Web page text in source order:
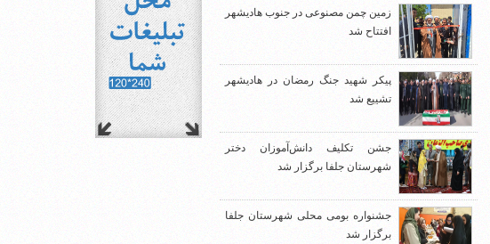
زمین چمن مصنوعی در جنوب هادیشهر
افتتاح شد
پیکر شهید جنگ رمضان در هادیشهر
تشییع شد
جشن تکلیف دانش‌آموزان دختر
شهرستان جلفا برگزار شد
جشنواره بومی محلی شهرستان جلفا
برگزار شد